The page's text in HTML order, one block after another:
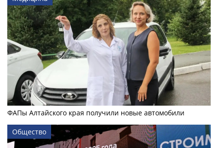
ФАПы Алтайского края получили новые автомобили
Общество